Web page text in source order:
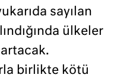
sayılan
ülkeler
birlikte kötü